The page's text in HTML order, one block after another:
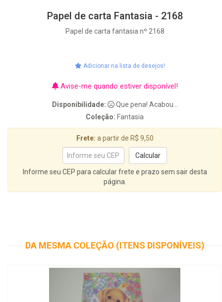
Papel de carta Fantasia - 2168
Papel de carta fantasia nº 2168
Adicionar na lista de desejos!
Avise-me quando estiver disponível!
Disponibilidade:
Que pena! Acabou...
Coleção: Fantasia
Frete: a partir de R$ 9,50
Informe seu CEP para calcular frete e prazo sem sair desta
página.
DA MESMA COLEÇÃO (ITENS DISPONÍVEIS)